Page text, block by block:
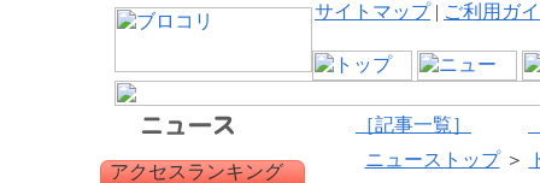
サイトマップ| ご利用ガ
［記事一覧］
アクセスランキング
ニューストップ＞